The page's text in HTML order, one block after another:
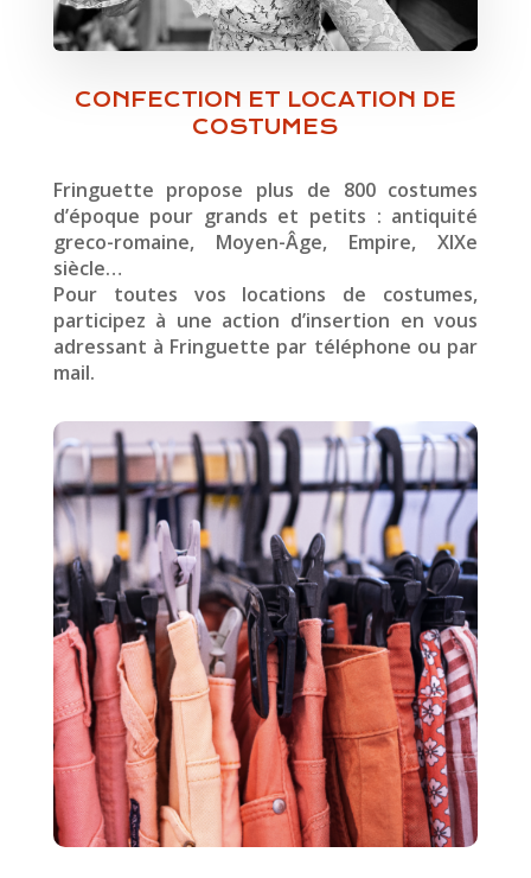
CONFECTION ET LOCATION DE
COSTUMES
Fringuette propose plus de 800 costumes
d’époque pour grands et petits : antiquité
greco-romaine, Moyen-Âge, Empire, XIXe
siècle…
Pour toutes vos locations de costumes,
participez à une action d’insertion en vous
adressant à Fringuette par téléphone ou par
mail.